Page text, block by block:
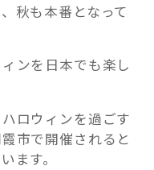
秋も本番となって
ンを日本でも楽し
ロウィンを過ごす
市で開催されると
ます。